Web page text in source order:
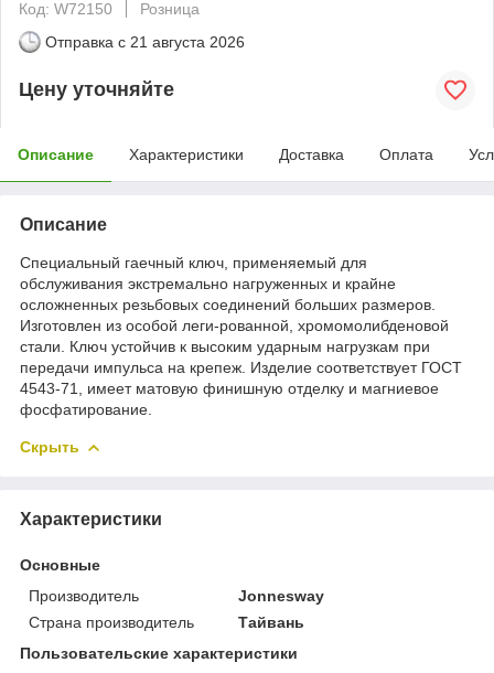
Код: W72150
Розница
Отправка с 21 августа 2026
Цену уточняйте
Описание Характеристики Доставка Оплата
Описание
Специальный гаечный ключ, применяемый для
обслуживания экстремально нагруженных и крайне
осложненных резьбовых соединений больших размеров.
Изготовлен из особой леги-рованной, хромомолибденовой
стали. Ключ устойчив к высоким ударным нагрузкам при
передачи импульса на крепеж. Изделие соответствует ГОСТ
4543-71, имеет матовую финишную отделку и магниевое
фосфатирование.
Скрыть
Характеристики
Основные
Производитель
Jonnesway
Страна производитель
Тайвань
Пользовательские характеристики